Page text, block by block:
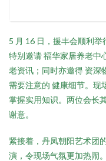
5 月 16 日，援丰会顺利
特别邀请 福华家居养老中
老资讯；同时亦邀得 资深
需要注意的 健康细节。现
掌握实用知识。两位会长
谢意。
紧接着，丹凤朝阳艺术团
演，令现场气氛更加热闹。